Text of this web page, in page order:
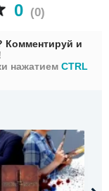
0 (0)
Комментируй и
нажатием CTRL